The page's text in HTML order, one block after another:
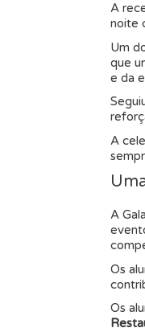
A
noite
Um
que
e da
A
A
Os
Os